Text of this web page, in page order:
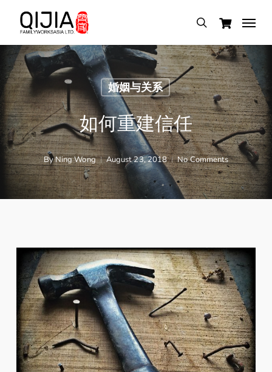
main
content
search
Menu
婚姻与关系
如何重建信任
ByNing Wong August 23, 2018 No Comments